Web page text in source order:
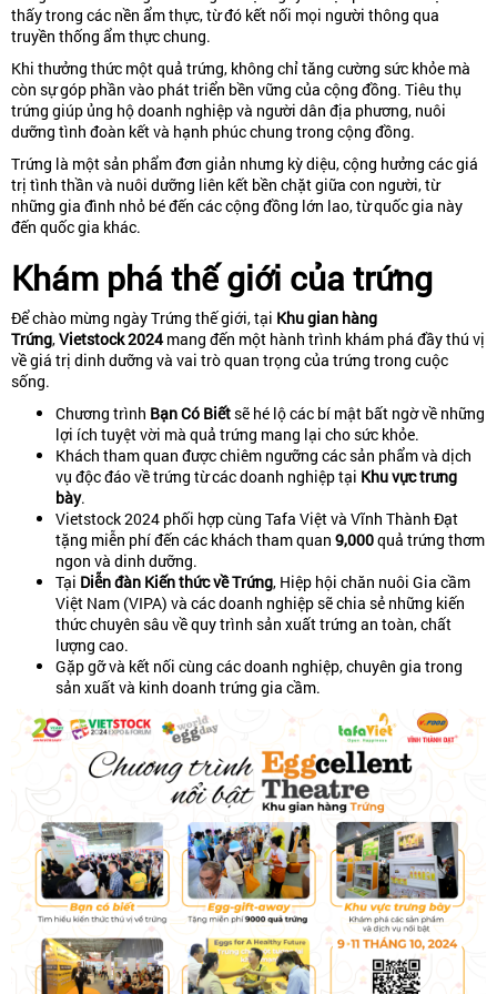
thấy trong các nền ẩm thực, từ đó kết nối mọi người thông qua
truyền thống ẩm thực chung.
Khi thưởng thức một quả trứng, không chỉ tăng cường sức khỏe mà
còn sự góp phần vào phát triển bền vững của cộng đồng. Tiêu thụ
trứng giúp ủng hộ doanh nghiệp và người dân địa phương, nuôi
dưỡng tình đoàn kết và hạnh phúc chung trong cộng đồng.
Trứng là một sản phẩm đơn giản nhưng kỳ diệu, cộng hưởng các giá
trị tình thần và nuôi dưỡng liên kết bền chặt giữa con người, từ
những gia đình nhỏ bé đến các cộng đồng lớn lao, từ quốc gia này
đến quốc gia khác.
Khám phá thế giới của trứng
Để chào mừng ngày Trứng thế giới, tại Khu gian hàng
Trứng,Vietstock 2024mang đến một hành trình khám phá đầy thú vị
về giá trị dinh dưỡng và vai trò quan trọng của trứng trong cuộc
sống.
Chương trình Bạn Có Biếtsẽ hé lộ các bí mật bất ngờ về những
lợi ích tuyệt vời mà quả trứng mang lại cho sức khỏe.
Khách tham quan được chiêm ngưỡng các sản phẩm và dịch
vụ độc đáo về trứng từ các doanh nghiệp tại Khu vực trưng
bày.
Vietstock 2024 phối hợp cùng Tafa Việt và Vĩnh Thành Đạt
tặng miễn phí đến các khách tham quan 9,000quả trứng thơm
ngon và dinh dưỡng.
Tại Diễn đàn Kiến thức về Trứng, Hiệp hội chăn nuôi Gia cầm
Việt Nam (VIPA) và các doanh nghiệp sẽ chia sẻ những kiến
thức chuyên sâu về quy trình sản xuất trứng an toàn, chất
lượng cao.
Gặp gỡ và kết nối cùng các doanh nghiệp, chuyên gia trong
sản xuất và kinh doanh trứng gia cầm.